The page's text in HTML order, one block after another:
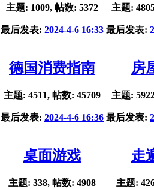
主题: 1009, 帖数: 5372
最后发表: 2024-4-6 16:33
主题:
最后发表:
德国消费指南
主题: 4511, 帖数: 45709
最后发表: 2024-4-6 16:36
房
主题:
最后发表:
桌面游戏
主题: 338, 帖数: 4908
走
主题: